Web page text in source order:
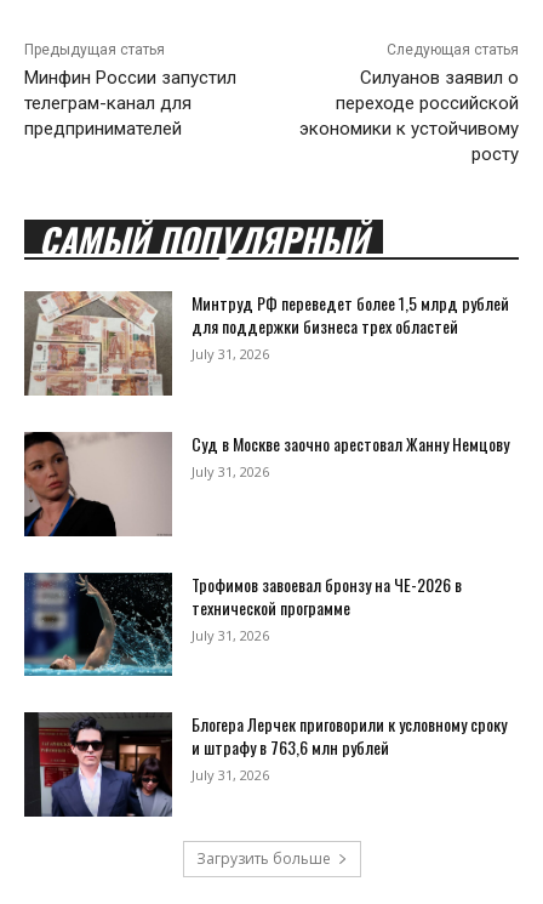
Предыдущая статья
Минфин России запустил
телеграм-канал для
предпринимателей
Следующая статья
Силуанов заявил о
переходе российской
экономики к устойчивому
росту
САМЫЙ ПОПУЛЯРНЫЙ
Минтруд РФ переведет более 1,5 млрд рублей
для поддержки бизнеса трех областей
July 31, 2026
Суд в Москве заочно арестовал Жанну Немцову
July 31, 2026
Трофимов завоевал бронзу на ЧЕ-2026 в
технической программе
July 31, 2026
Блогера Лерчек приговорили к условному сроку
и штрафу в 763,6 млн рублей
July 31, 2026
Загрузить больше